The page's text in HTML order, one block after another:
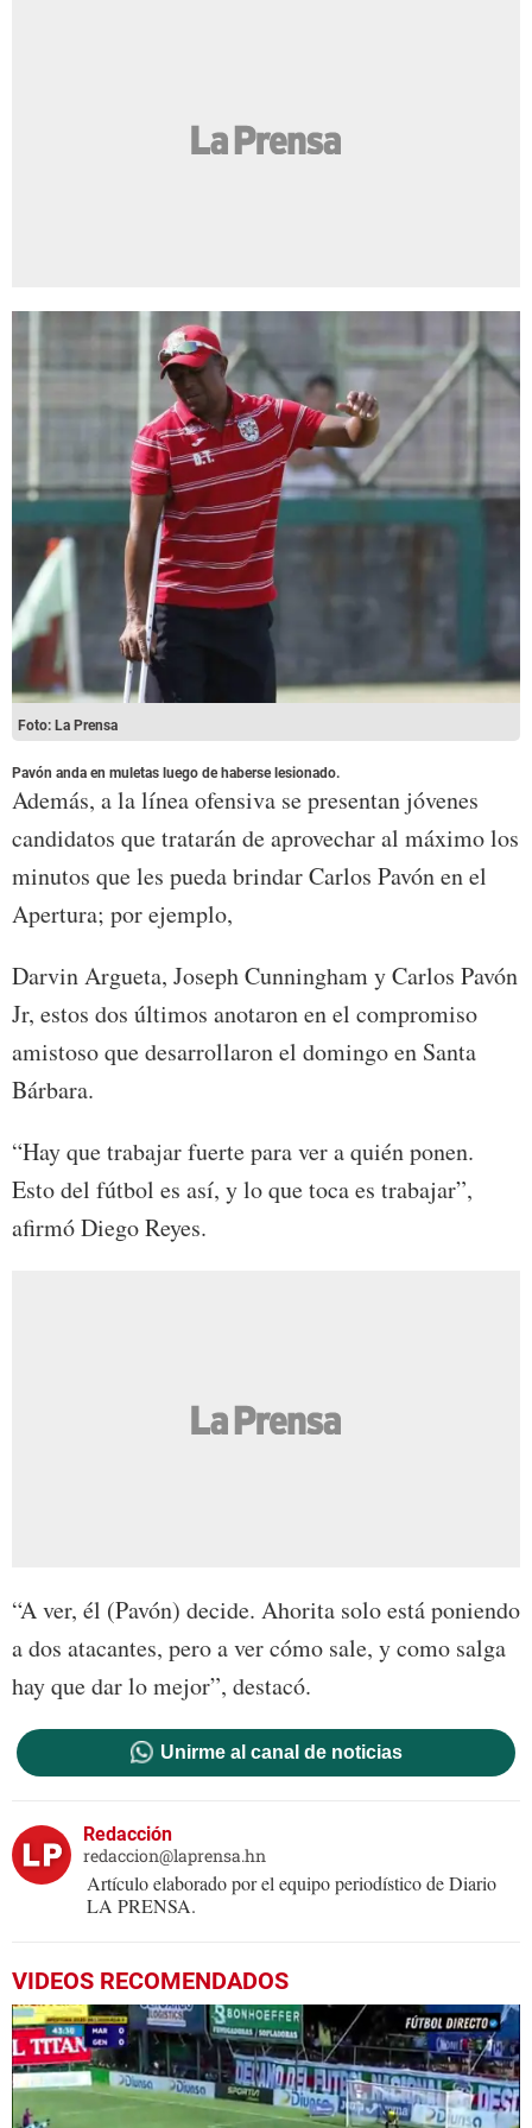
Foto: La Prensa
Pavón anda en muletas luego de haberse lesionado.
Además, a la línea ofensiva se presentan jóvenes
candidatos que tratarán de aprovechar al máximo los
minutos que les pueda brindar Carlos Pavón en el
Apertura; por ejemplo,
Darvin Argueta, Joseph Cunningham y Carlos Pavón
Jr, estos dos últimos anotaron en el compromiso
amistoso que desarrollaron el domingo en Santa
Bárbara.
“Hay que trabajar fuerte para ver a quién ponen.
Esto del fútbol es así, y lo que toca es trabajar”,
afirmó Diego Reyes.
“A ver, él (Pavón) decide. Ahorita solo está poniendo
a dos atacantes, pero a ver cómo sale, y como salga
hay que dar lo mejor”, destacó.
Unirme al canal de noticias
Redacción
redaccion@laprensa.hn
Artículo elaborado por el equipo periodístico de Diario
LA PRENSA.
VIDEOS RECOMENDADOS